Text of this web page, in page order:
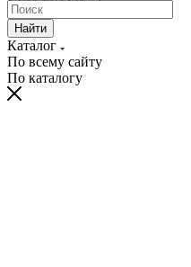
Найти
Каталог
По всему сайту
По каталогу